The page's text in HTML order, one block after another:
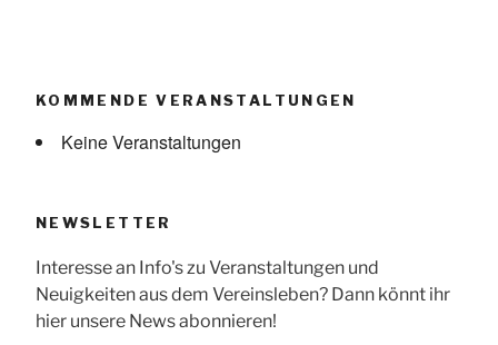
KOMMENDE VERANSTALTUNGEN
Keine Veranstaltungen
NEWSLETTER
Interesse an Info's zu Veranstaltungen und
Neuigkeiten aus dem Vereinsleben? Dann könnt ihr
hier unsere News abonnieren!